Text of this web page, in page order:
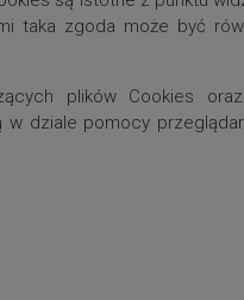
zgoda może być
plików Cookies
dziale pomocy